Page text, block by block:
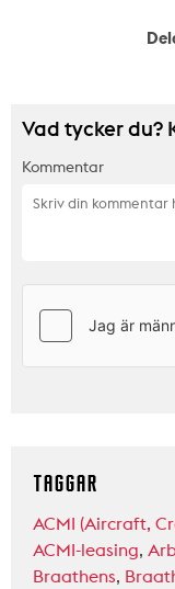
Vad tycker du?
Kommentar
TAGGAR
ACMI (Aircraft,
ACMI-leasing,
Braathens,